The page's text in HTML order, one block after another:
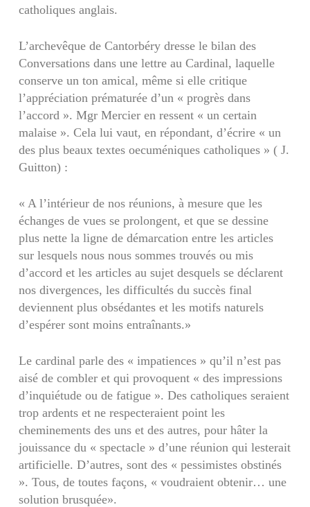
catholiques anglais.
L’archevêque de Cantorbéry dresse le bilan des
Conversations dans une lettre au Cardinal, laquelle
conserve un ton amical, même si elle critique
l’appréciation prématurée d’un « progrès dans
l’accord ». Mgr Mercier en ressent « un certain
malaise ». Cela lui vaut, en répondant, d’écrire « un
des plus beaux textes oecuméniques catho­liques » ( J.
Guitton) :
« A l’intérieur de nos réunions, à mesure que les
échanges de vues se prolongent, et que se dessine
plus nette la ligne de démarcation entre les articles
sur lesquels nous nous sommes trouvés ou mis
d’accord et les articles au sujet desquels se déclarent
nos divergences, les difficultés du succès final
deviennent plus obsédantes et les motifs naturels
d’espérer sont moins entraînants.»
Le cardinal parle des « impatiences » qu’il n’est pas
aisé de combler et qui provoquent « des impressions
d’inquiétude ou de fatigue ». Des catholiques seraient
trop ardents et ne respecteraient point les
cheminements des uns et des autres, pour hâter la
jouissance du « spectacle » d’une réunion qui lesterait
artificielle. D’autres, sont des « pessimistes obstinés
». Tous, de toutes façons, « voudraient obtenir… une
solution brusquée».